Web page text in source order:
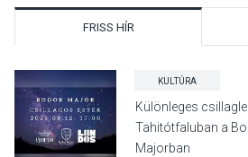
FRISS HÍR
KULTÚRA
Különleges
Tahitótfaluban a
Majorban